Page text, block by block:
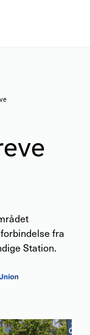
fra
Station.